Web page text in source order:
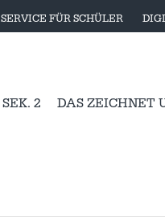
SERVICE FÜR SCHÜLER
SEK. 2 DAS ZEICHNET